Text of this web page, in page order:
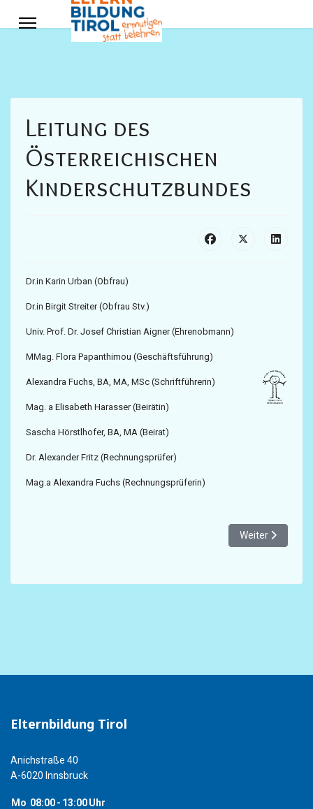
Leitung des
Österreichischen
Kinderschutzbundes
Dr.in Karin Urban (Obfrau)
Dr.in Birgit Streiter (Obfrau Stv.)
Univ. Prof. Dr. Josef Christian Aigner (Ehrenobmann)
MMag. Flora Papanthimou (Geschäftsführung)
Alexandra Fuchs, BA, MA, MSc (Schriftführerin)
Mag. a Elisabeth Harasser (Beirätin)
Sascha Hörstlhofer, BA, MA (Beirat)
Dr. Alexander Fritz (Rechnungsprüfer)
Mag.a Alexandra Fuchs (Rechnungsprüferin)
Nächster
Weiter
Elternbildung Tirol
Anichstraße 40
A-6020 Innsbruck
Mo 08:00- 13:00Uhr